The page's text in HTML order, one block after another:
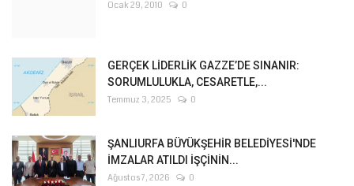
Ocak 29, 2010 0
GERÇEK LİDERLİK GAZZE’DE SINANIR:
SORUMLULUKLA, CESARETLE,...
Temmuz 3, 2025 0
ŞANLIURFA BÜYÜKŞEHİR BELEDİYESİ'NDE
İMZALAR ATILDI İŞÇİNİN...
Ağustos 7, 2026 0